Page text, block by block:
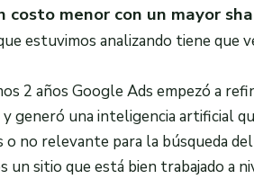
costo menor con un mayor
estuvimos analizando tiene que
2 años Google Ads empezó a
y generó una inteligencia artificial
o no relevante para la búsqueda
un sitio que está bien trabajado a